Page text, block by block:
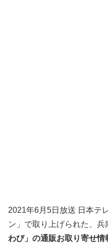
2021年6月5日放送 日本テ
ン」で取り上げられた、
わび」の通販お取り寄せ情